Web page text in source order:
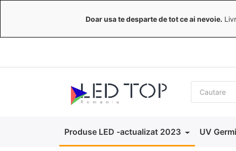
Doar usa te desparte de tot ce ai nevoie.
Produse LED -actualizat 2023 UV